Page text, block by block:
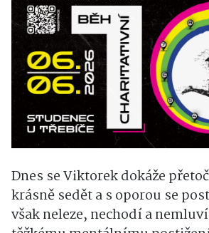
Dnes se Viktorek dokáže
krásně sedět a s oporou se
však neleze, nechodí a